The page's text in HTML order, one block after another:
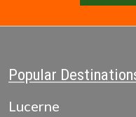
Popular
Lucerne